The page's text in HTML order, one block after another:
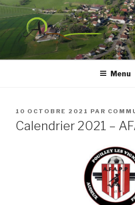
Aller
au
contenu
principal
COMMUNE DE
Menu
PUBLIÉ
LE
10 OCTOBRE 2021 PAR
Calendrier 2021 –